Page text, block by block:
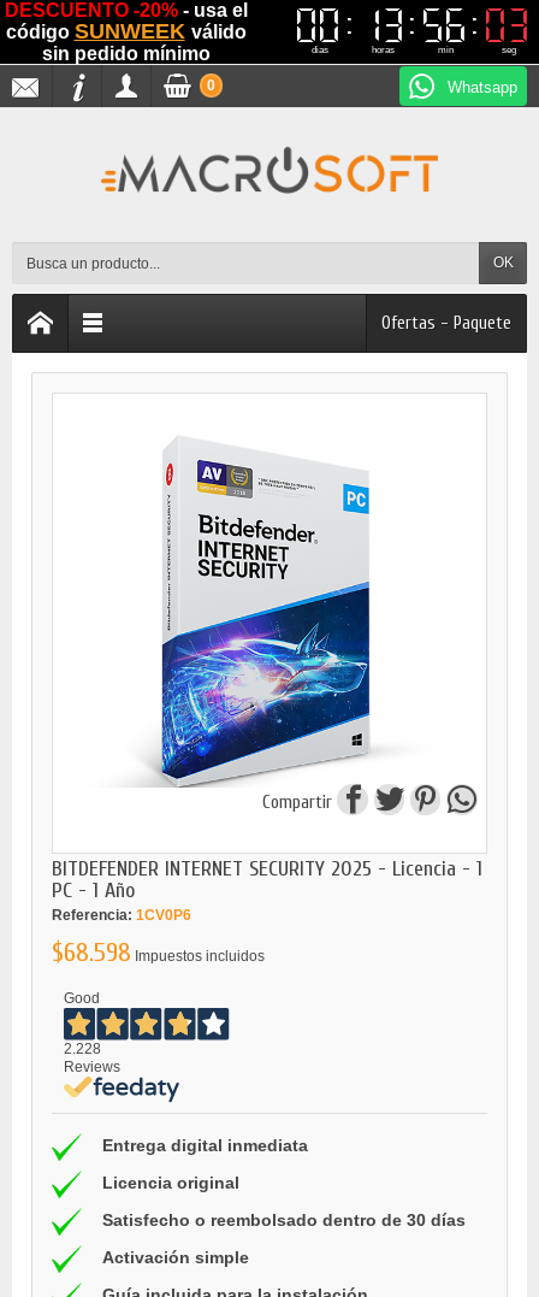
DESCUENTO -20% - usa el
código SUNWEEK válido
sin pedido mínimo
00
00
dias
13
13
horas
56
56
min
02
02
seg
Whatsapp
OK
0
Ofertas - Paquete
Compartir
BITDEFENDER INTERNET SECURITY 2025 - Licencia - 1
PC - 1 Año
Referencia: 1CV0P6
$68.598 Impuestos incluidos
Good
2.228
Reviews
Entrega digital inmediata
Licencia original
Satisfecho o reembolsado dentro de 30 días
Activación simple